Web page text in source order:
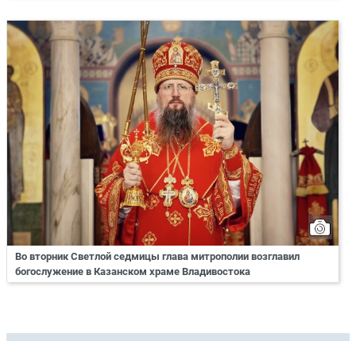
Во вторник Светлой седмицы глава митрополии возглавил
богослужение в Казанском храме Владивостока